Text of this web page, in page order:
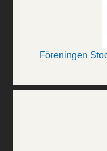
Föreningen